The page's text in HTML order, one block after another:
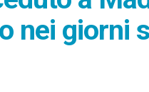
nei giorni